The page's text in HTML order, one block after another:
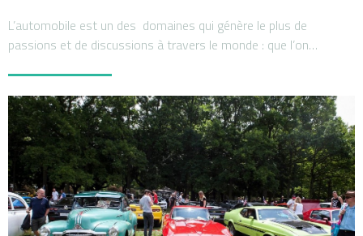
L’automobile est un des domaines qui génère le plus de
passions et de discussions à travers le monde : que l’on…